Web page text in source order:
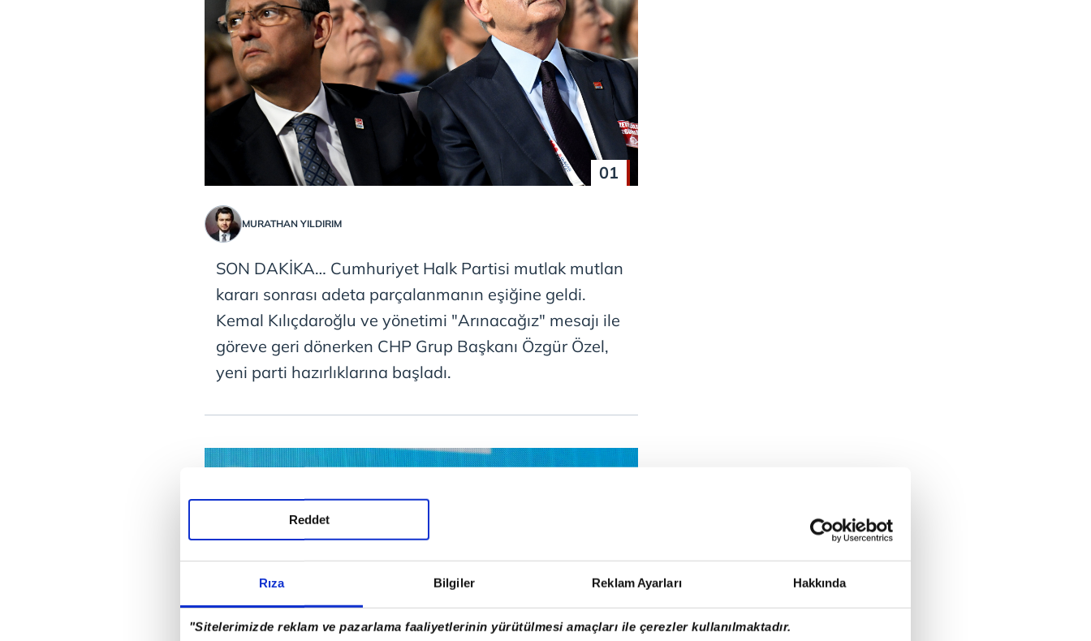
Rıza Bilgiler Reklam Ayarları Hakkında
"Sitelerimizde reklam ve pazarlama faaliyetlerinin yürütülmesi amaçları ile çerezler kullanılmaktadır.
Reddet
01
MURATHAN YILDIRIM
SON DAKİKA… Cumhuriyet Halk Partisi mutlak mutlan
kararı sonrası adeta parçalanmanın eşiğine geldi.
Kemal Kılıçdaroğlu ve yönetimi "Arınacağız" mesajı ile
göreve geri dönerken CHP Grup Başkanı Özgür Özel,
yeni parti hazırlıklarına başladı.